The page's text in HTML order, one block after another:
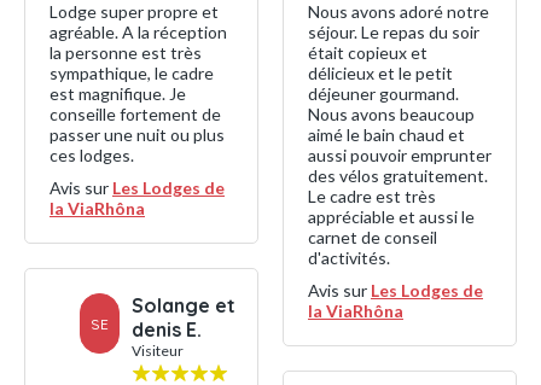
Lodge super propre et
agréable. A la réception
la personne est très
sympathique, le cadre
est magnifique. Je
conseille fortement de
passer une nuit ou plus
ces lodges.
Avis sur Les Lodges de
la ViaRhôna
SE
Solange et
denis E.
Visiteur
Nous avons adoré notre
séjour. Le repas du soir
était copieux et
délicieux et le petit
déjeuner gourmand.
Nous avons beaucoup
aimé le bain chaud et
aussi pouvoir emprunter
des vélos gratuitement.
Le cadre est très
appréciable et aussi le
carnet de conseil
d'activités.
Avis sur Les Lodges de
la ViaRhôna